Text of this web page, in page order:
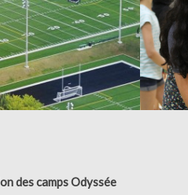
des camps Odyssée